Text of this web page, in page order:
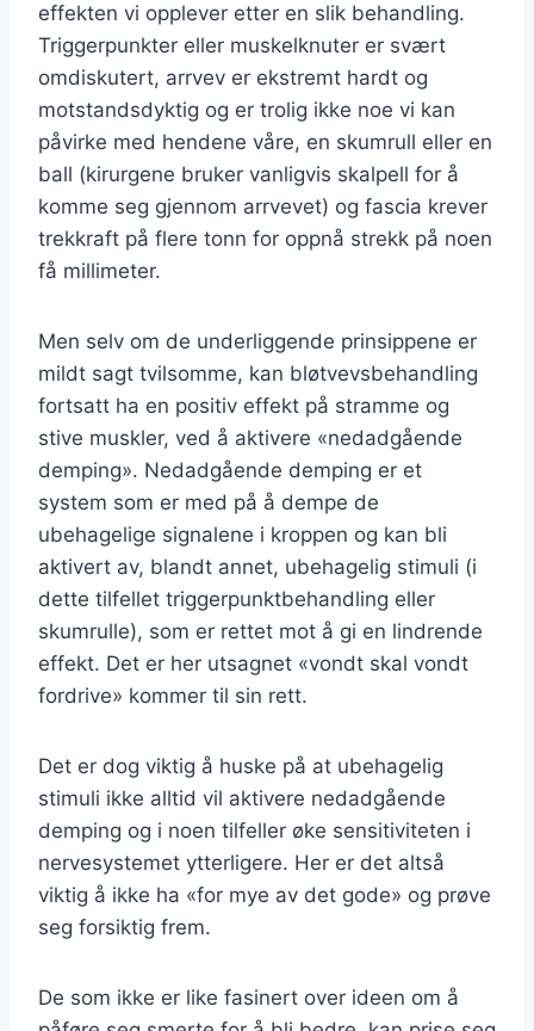
effekten vi opplever etter en slik behandling.
Triggerpunkter eller muskelknuter er svært
omdiskutert, arrvev er ekstremt hardt og
motstandsdyktig og er trolig ikke noe vi kan
påvirke med hendene våre, en skumrull eller en
ball (kirurgene bruker vanligvis skalpell for å
komme seg gjennom arrvevet) og fascia krever
trekkraft på flere tonn for oppnå strekk på noen
få millimeter.
Men selv om de underliggende prinsippene er
mildt sagt tvilsomme, kan bløtvevsbehandling
fortsatt ha en positiv effekt på stramme og
stive muskler, ved å aktivere «nedadgående
demping». Nedadgående demping er et
system som er med på å dempe de
ubehagelige signalene i kroppen og kan bli
aktivert av, blandt annet, ubehagelig stimuli (i
dette tilfellet triggerpunktbehandling eller
skumrulle), som er rettet mot å gi en lindrende
effekt. Det er her utsagnet «vondt skal vondt
fordrive» kommer til sin rett.
Det er dog viktig å huske på at ubehagelig
stimuli ikke alltid vil aktivere nedadgående
demping og i noen tilfeller øke sensitiviteten i
nervesystemet ytterligere. Her er det altså
viktig å ikke ha «for mye av det gode» og prøve
seg forsiktig frem.
De som ikke er like fasinert over ideen om å